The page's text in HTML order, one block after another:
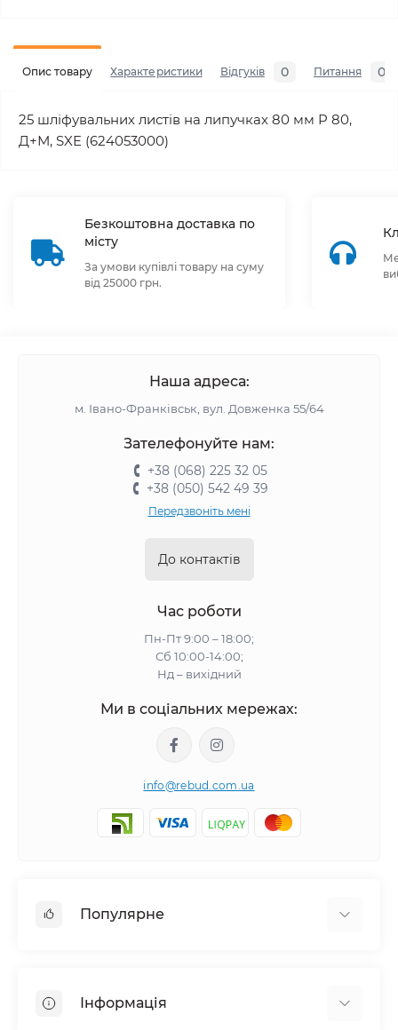
Опис товару Характеристики Відгуків 0 Питання 0
25 шліфувальних листів на липучках 80 мм P 80,
Д+М, SXE (624053000)
Безкоштовна доставка по
місту
За умови купівлі товару на суму
від 25000 грн.
Наша адреса:
м. Івано-Франківськ, вул. Довженка 55/64
Зателефонуйте нам:
+38 (068) 225 32 05
+38 (050) 542 49 39
Передзвоніть мені
До контактів
Час роботи
Пн-Пт 9:00 – 18:00;
Сб 10:00-14:00;
Нд – вихідний
Ми в соціальних мережах:
info@rebud.com.ua
Популярне
Гіпсокартонні системи
Інформація